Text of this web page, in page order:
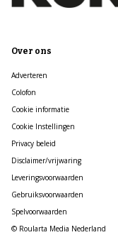
Over ons
Adverteren
Colofon
Cookie informatie
Cookie Instellingen
Privacy beleid
Disclaimer/vrijwaring
Leveringsvoorwaarden
Gebruiksvoorwaarden
Spelvoorwaarden
© Roularta Media Nederland